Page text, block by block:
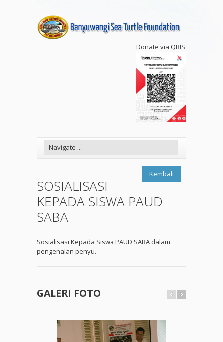
Donate via QRIS
Kembali
SOSIALISASI
KEPADA SISWA PAUD
SABA
Sosialisasi Kepada Siswa PAUD SABA dalam
pengenalan penyu.
GALERI FOTO